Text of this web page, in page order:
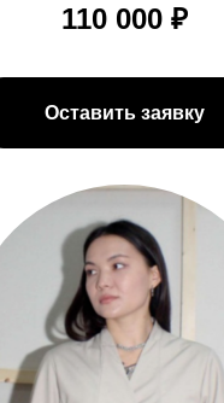
110 000 ₽
Оставить заявку